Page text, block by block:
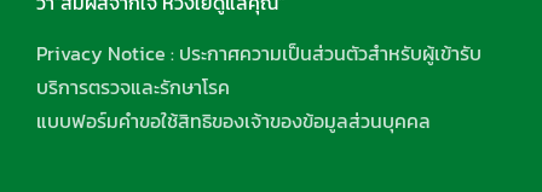
Privacy Notice : ประกาศความเป็นส่วนตัวสำหรับผู้เข้ารับ
บริการตรวจและรักษาโรค
แบบฟอร์มคำขอใช้สิทธิของเจ้าของข้อมูลส่วนบุคคล